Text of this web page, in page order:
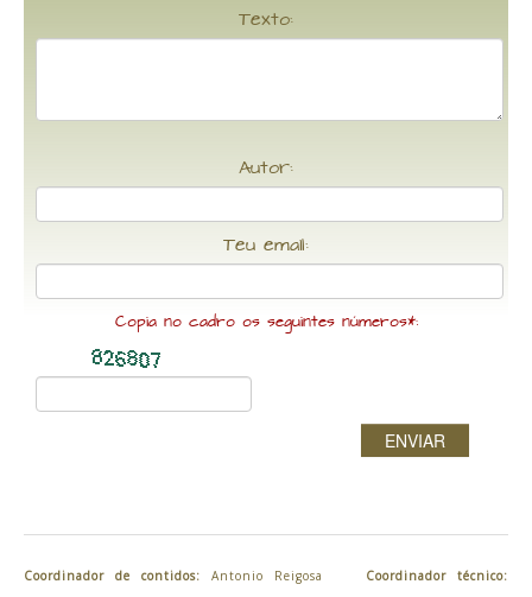
Texto:
Autor:
Teu email:
Copia no cadro os seguintes números*:
ENVIAR
Coordinador de contidos: Antonio Reigosa Coordinador técnico: